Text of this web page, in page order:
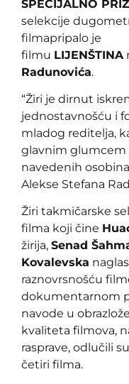
SPECIJALNO
selekcije
filmapripalo je
filmu LIJENŠTINA
Radunovića.
“Žiri je dirnut
jednostavnošću i
mladog reditelja,
glavnim glumcem
navedenih
Alekse Stefana
Žiri takmičarske
filma koji čine
žirija, Senad
Kovalevska
raznovrsnošću
dokumentarnom
navode u
kvaliteta filmova,
rasprave, odlučili
četiri filma.